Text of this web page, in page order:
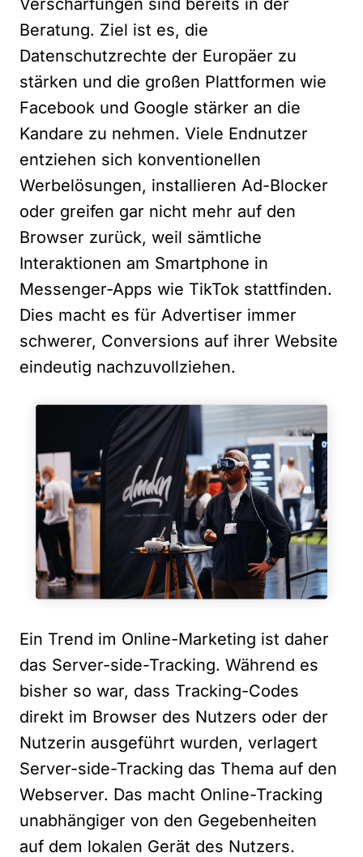
Verschärfungen sind bereits in der
Beratung. Ziel ist es, die
Datenschutzrechte der Europäer zu
stärken und die großen Plattformen wie
Facebook und Google stärker an die
Kandare zu nehmen. Viele Endnutzer
entziehen sich konventionellen
Werbelösungen, installieren Ad-Blocker
oder greifen gar nicht mehr auf den
Browser zurück, weil sämtliche
Interaktionen am Smartphone in
Messenger-Apps wie TikTok stattfinden.
Dies macht es für Advertiser immer
schwerer, Conversions auf ihrer Website
eindeutig nachzuvollziehen.
Ein Trend im Online-Marketing ist daher
das Server-side-Tracking. Während es
bisher so war, dass Tracking-Codes
direkt im Browser des Nutzers oder der
Nutzerin ausgeführt wurden, verlagert
Server-side-Tracking das Thema auf den
Webserver. Das macht Online-Tracking
unabhängiger von den Gegebenheiten
auf dem lokalen Gerät des Nutzers.